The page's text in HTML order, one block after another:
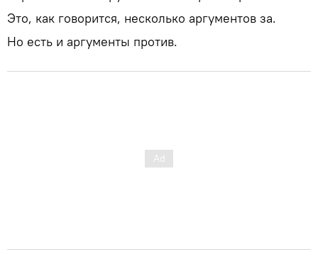
Это, как говорится, несколько аргументов за.
Но есть и аргументы против.